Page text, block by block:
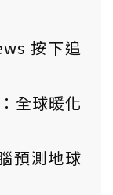
按下追
全球暖化
預測地球